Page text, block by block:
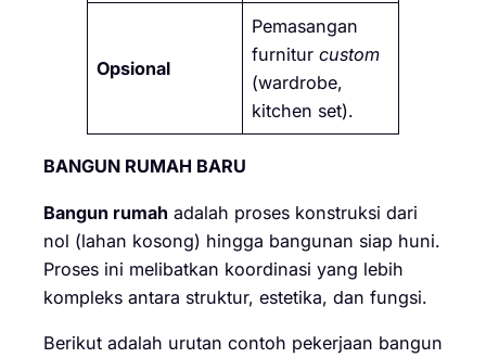
Opsional
Pemasangan
furniturcustom
(wardrobe,
kitchen set).
BANGUN RUMAH BARU
Bangun rumah adalah proses konstruksi dari
nol (lahan kosong) hingga bangunan siap huni.
Proses ini melibatkan koordinasi yang lebih
kompleks antara struktur, estetika, dan fungsi.
Berikut adalah urutan contoh pekerjaan bangun